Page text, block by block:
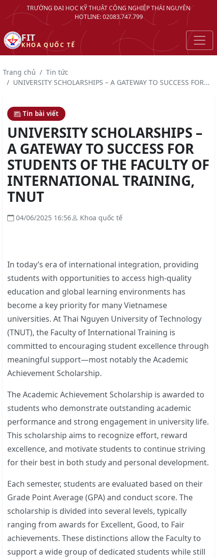
TRƯỜNG ĐẠI HỌC KỸ THUẬT CÔNG NGHIỆP THÁI NGUYÊN
HOTLINE: 02083.747.799
FIT
KHOA QUỐC TẾ
Trang chủ
Tin tức
UNIVERSITY SCHOLARSHIPS – A GATEWAY TO SUCCESS FOR...
Tin bài viết
UNIVERSITY SCHOLARSHIPS –
A GATEWAY TO SUCCESS FOR
STUDENTS OF THE FACULTY OF
INTERNATIONAL TRAINING,
TNUT
04/06/2025 16:56 Khoa quốc tế
In today’s era of international integration, providing
students with opportunities to access high-quality
education and global learning environments has
become a key priority for many Vietnamese
universities. At Thai Nguyen University of Technology
(TNUT), the Faculty of International Training is
committed to encouraging student excellence through
meaningful support—most notably the Academic
Achievement Scholarship.
The Academic Achievement Scholarship is awarded to
students who demonstrate outstanding academic
performance and strong engagement in university life.
This scholarship aims to recognize effort, reward
excellence, and motivate students to continue striving
for their best in both study and personal development.
Each semester, students are evaluated based on their
Grade Point Average (GPA) and conduct score. The
scholarship is divided into several levels, typically
ranging from awards for Excellent, Good, to Fair
achievements. These distinctions allow the Faculty to
support a wide group of dedicated students while still